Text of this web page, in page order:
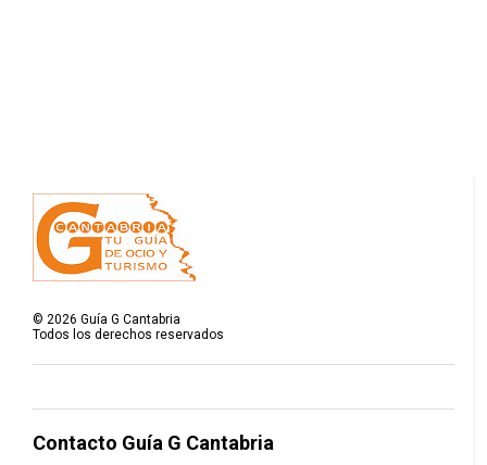
© 2026 Guía G Cantabria
Todos los derechos reservados
Contacto Guía G Cantabria